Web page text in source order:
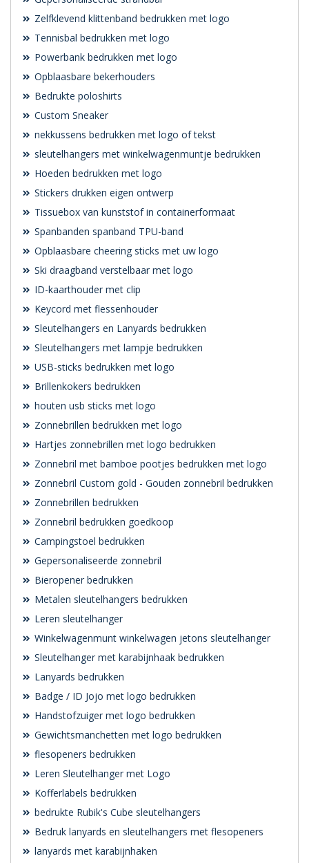
Zelfklevend klittenband bedrukken met logo
Tennisbal bedrukken met logo
Powerbank bedrukken met logo
Opblaasbare bekerhouders
Bedrukte poloshirts
Custom Sneaker
nekkussens bedrukken met logo of tekst
sleutelhangers met winkelwagenmuntje bedrukken
Hoeden bedrukken met logo
Stickers drukken eigen ontwerp
Tissuebox van kunststof in containerformaat
Spanbanden spanband TPU-band
Opblaasbare cheering sticks met uw logo
Ski draagband verstelbaar met logo
ID-kaarthouder met clip
Keycord met flessenhouder
Sleutelhangers en Lanyards bedrukken
Sleutelhangers met lampje bedrukken
USB-sticks bedrukken met logo
Brillenkokers bedrukken
houten usb sticks met logo
Zonnebrillen bedrukken met logo
Hartjes zonnebrillen met logo bedrukken
Zonnebril met bamboe pootjes bedrukken met logo
Zonnebril Custom gold - Gouden zonnebril bedrukken
Zonnebrillen bedrukken
Zonnebril bedrukken goedkoop
Campingstoel bedrukken
Gepersonaliseerde zonnebril
Bieropener bedrukken
Metalen sleutelhangers bedrukken
Leren sleutelhanger
Winkelwagenmunt winkelwagen jetons sleutelhanger
Sleutelhanger met karabijnhaak bedrukken
Lanyards bedrukken
Badge / ID Jojo met logo bedrukken
Handstofzuiger met logo bedrukken
Gewichtsmanchetten met logo bedrukken
flesopeners bedrukken
Leren Sleutelhanger met Logo
Kofferlabels bedrukken
bedrukte Rubik's Cube sleutelhangers
Bedruk lanyards en sleutelhangers met flesopeners
lanyards met karabijnhaken